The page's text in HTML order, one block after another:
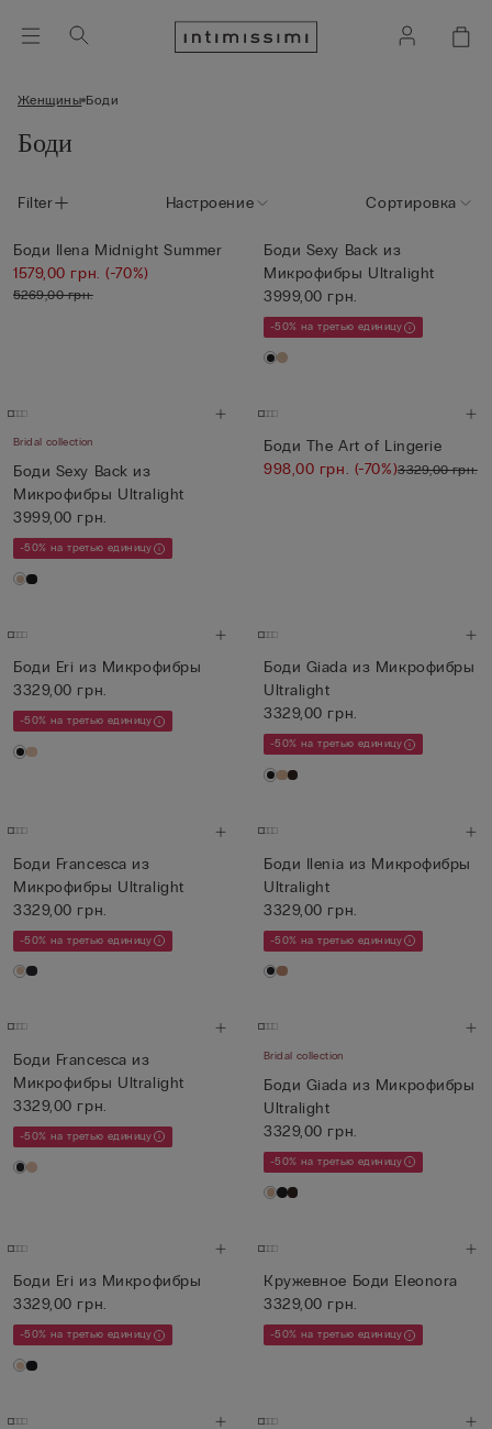
Женщины Боди
Боди
Filter Настроение Сортировка
Боди Ilena Midnight Summer
1579,00 грн.(-70%)
5269,00 грн.
Боди Sexy Back из
Микрофибры Ultralight
3999,00 грн.
-50% на третью единицу
Bridal collection
Боди Sexy Back из
Микрофибры Ultralight
3999,00 грн.
-50% на третью единицу
Боди The Art of Lingerie
998,00 грн. (-70%)3329,00 грн.
Боди Eri из Микрофибры
3329,00 грн.
-50% на третью единицу
Боди Giada из Микрофибры
Ultralight
3329,00 грн.
-50% на третью единицу
Боди Francesca из
Микрофибры Ultralight
3329,00 грн.
-50% на третью единицу
Боди Ilenia из Микрофибры
Ultralight
3329,00 грн.
-50% на третью единицу
Боди Francesca из
Микрофибры Ultralight
3329,00 грн.
-50% на третью единицу
Bridal collection
Боди Giada из Микрофибры
Ultralight
3329,00 грн.
-50% на третью единицу
Боди Eri из Микрофибры
3329,00 грн.
-50% на третью единицу
Кружевное Боди Eleonora
3329,00 грн.
-50% на третью единицу